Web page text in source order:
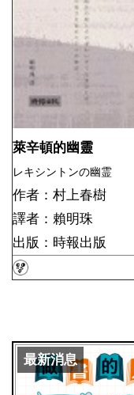
萊辛頓的幽靈
レキシントンの幽霊
作者：村上春樹
譯者：賴明珠
出版：時報出版
最新消息